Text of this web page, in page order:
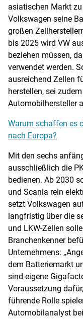
asiatischen Markt
Volkswagen seine
großen
bis 2025 wird VW
beziehen müssen,
verwendet werden.
ausreichend Zellen
herstellen, sei
Automobilhersteller
Warum schaffen es
nach Europa?
Mit den sechs
ausschließlich die
bedienen. Ab 2030
und Scania rein
setzt Volkswagen
langfristig über die
und LKW-Zellen
Branchenkenner
Unternehmens:
dem Batteriemarkt
sind eigene
Voraussetzung
führende Rolle
Automobilanalyst